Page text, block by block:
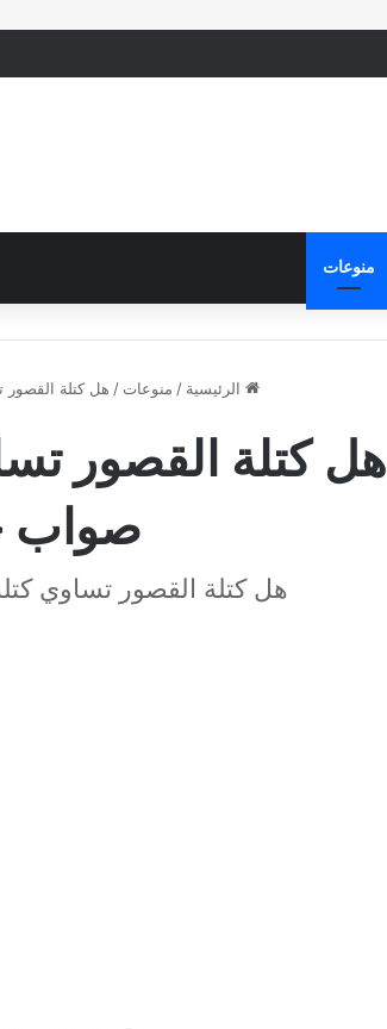
منوعات
الرئيسية / منوعات / هل كتلة القصور
هل كتلة القصور
صواب
هل كتلة القصور تساوي